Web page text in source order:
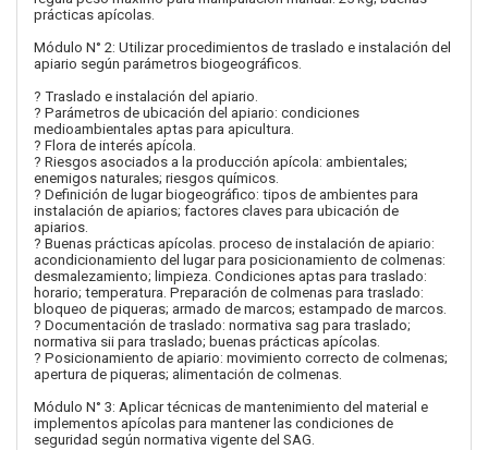
prácticas apícolas.
Módulo N° 2: Utilizar procedimientos de traslado e instalación del
apiario según parámetros biogeográficos.
? Traslado e instalación del apiario.
? Parámetros de ubicación del apiario: condiciones
medioambientales aptas para apicultura.
? Flora de interés apícola.
? Riesgos asociados a la producción apícola: ambientales;
enemigos naturales; riesgos químicos.
? Definición de lugar biogeográfico: tipos de ambientes para
instalación de apiarios; factores claves para ubicación de
apiarios.
? Buenas prácticas apícolas. proceso de instalación de apiario:
acondicionamiento del lugar para posicionamiento de colmenas:
desmalezamiento; limpieza. Condiciones aptas para traslado:
horario; temperatura. Preparación de colmenas para traslado:
bloqueo de piqueras; armado de marcos; estampado de marcos.
? Documentación de traslado: normativa sag para traslado;
normativa sii para traslado; buenas prácticas apícolas.
? Posicionamiento de apiario: movimiento correcto de colmenas;
apertura de piqueras; alimentación de colmenas.
Módulo N° 3: Aplicar técnicas de mantenimiento del material e
implementos apícolas para mantener las condiciones de
seguridad según normativa vigente del SAG.